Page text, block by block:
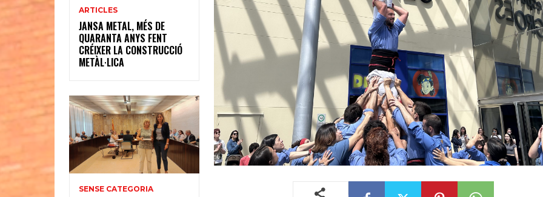
ARTICLES
JANSA METAL, MÉS DE
QUARANTA ANYS FENT
CRÉIXER LA CONSTRUCCIÓ
METÀL·LICA
SENSE CATEGORIA